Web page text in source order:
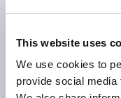
This website uses
We use cookies to
provide social
distinctes qui
muscles au
ergonomiques.